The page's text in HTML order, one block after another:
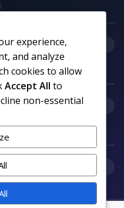
experience,
and analyze
cookies to allow
Accept All to
non-essential